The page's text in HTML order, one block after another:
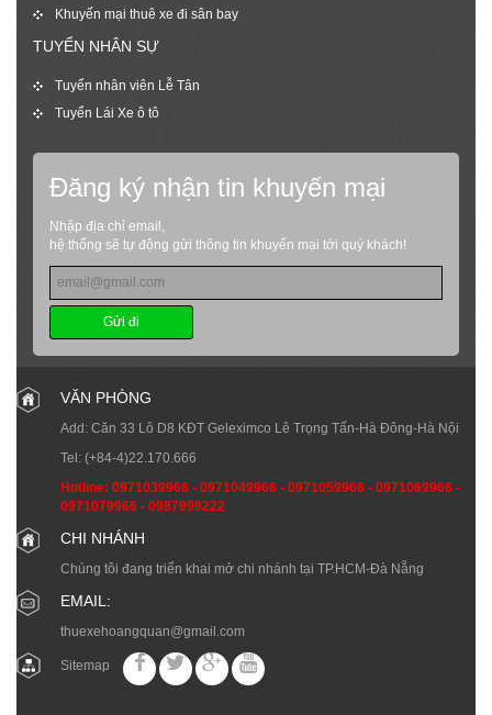
Khuyến mại thuê xe đi sân bay
TUYỂN NHÂN SỰ
Tuyển nhân viên Lễ Tân
Tuyển Lái Xe ô tô
Đăng ký nhận tin khuyến mại
Nhập địa chỉ email,
hệ thống sẽ tự động gửi thông tin khuyến mại tới quý khách!
Gửi đi
VĂN PHÒNG
Add: Căn 33 Lô D8 KĐT Geleximco Lê Trọng Tấn-Hà Đông-Hà Nội
Tel: (+84-4)22.170.666
Hotline: 0971039966 - 0971049966 - 0971059966 - 0971069966 -
0971079966 - 0987999222
CHI NHÁNH
Chúng tôi đang triển khai mở chi nhánh tại TP.HCM-Đà Nẵng
EMAIL:
thuexehoangquan@gmail.com
Sitemap